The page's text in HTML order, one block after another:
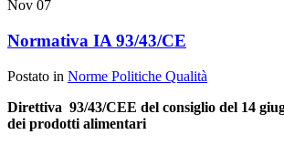
Nov 07
Normativa IA 93/43/CE
Postato in Norme Politiche Qualità
Direttiva 93/43/CEE del consiglio del 14
dei prodotti alimentari